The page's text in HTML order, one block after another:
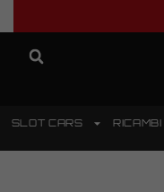
SLOT CARS RICAMBI